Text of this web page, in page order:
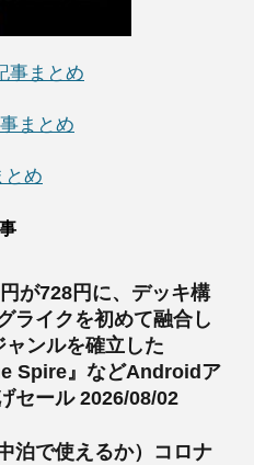
事まとめ
まとめ
とめ
が728円に、デッキ構
ライクを初めて融合し
ャンルを確立した
Spire』などAndroidア
セール 2026/08/02
泊で使えるか）コロナ